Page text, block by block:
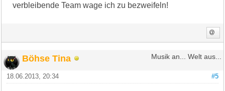
verbleibende Team wage ich zu bezweifeln!
Böhse Tina Musik an... Welt aus...
#5
18.06.2013, 20:34